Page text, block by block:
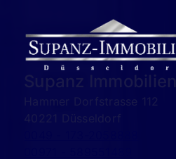
Supanz Immobilien